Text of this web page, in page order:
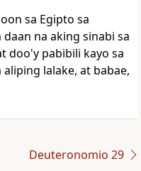
sa Egipto sa
na aking sinabi sa
doo'y pabibili kayo sa
lalake, at babae,
Deuteronomio 29